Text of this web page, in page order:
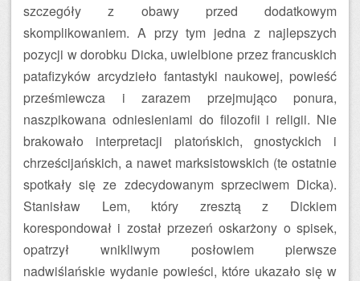
szczegóły z obawy przed dodatkowym
skomplikowaniem. A przy tym jedna z najlepszych
pozycji w dorobku Dicka, uwielbione przez francuskich
patafizyków arcydzieło fantastyki naukowej, powieść
prześmiewcza i zarazem przejmująco ponura,
naszpikowana odniesieniami do filozofii i religii. Nie
brakowało interpretacji platońskich, gnostyckich i
chrześcijańskich, a nawet marksistowskich (te ostatnie
spotkały się ze zdecydowanym sprzeciwem Dicka).
Stanisław Lem, który zresztą z Dickiem
korespondował i został przezeń oskarżony o spisek,
opatrzył wnikliwym posłowiem pierwsze
nadwiślańskie wydanie powieści, które ukazało się w